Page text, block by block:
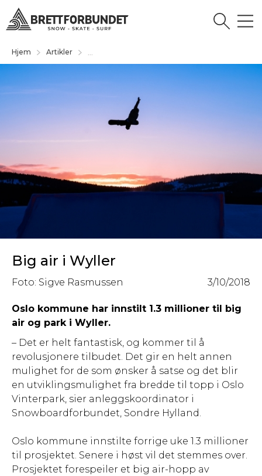
Hjem Artikler
Big air i Wyller
3/10/2018
Foto: Sigve Rasmussen
Oslo kommune har innstilt 1.3 millioner til big
air og park i Wyller.
– Det er helt fantastisk, og kommer til å
revolusjonere tilbudet. Det gir en helt annen
mulighet for de som ønsker å satse og det blir
en utviklingsmulighet fra bredde til topp i Oslo
Vinterpark, sier anleggskoordinator i
Snowboardforbundet, Sondre Hylland.
Oslo kommune innstilte forrige uke 1.3 millioner
til prosjektet. Senere i høst vil det stemmes over.
Prosjektet forespeiler et big air-hopp av